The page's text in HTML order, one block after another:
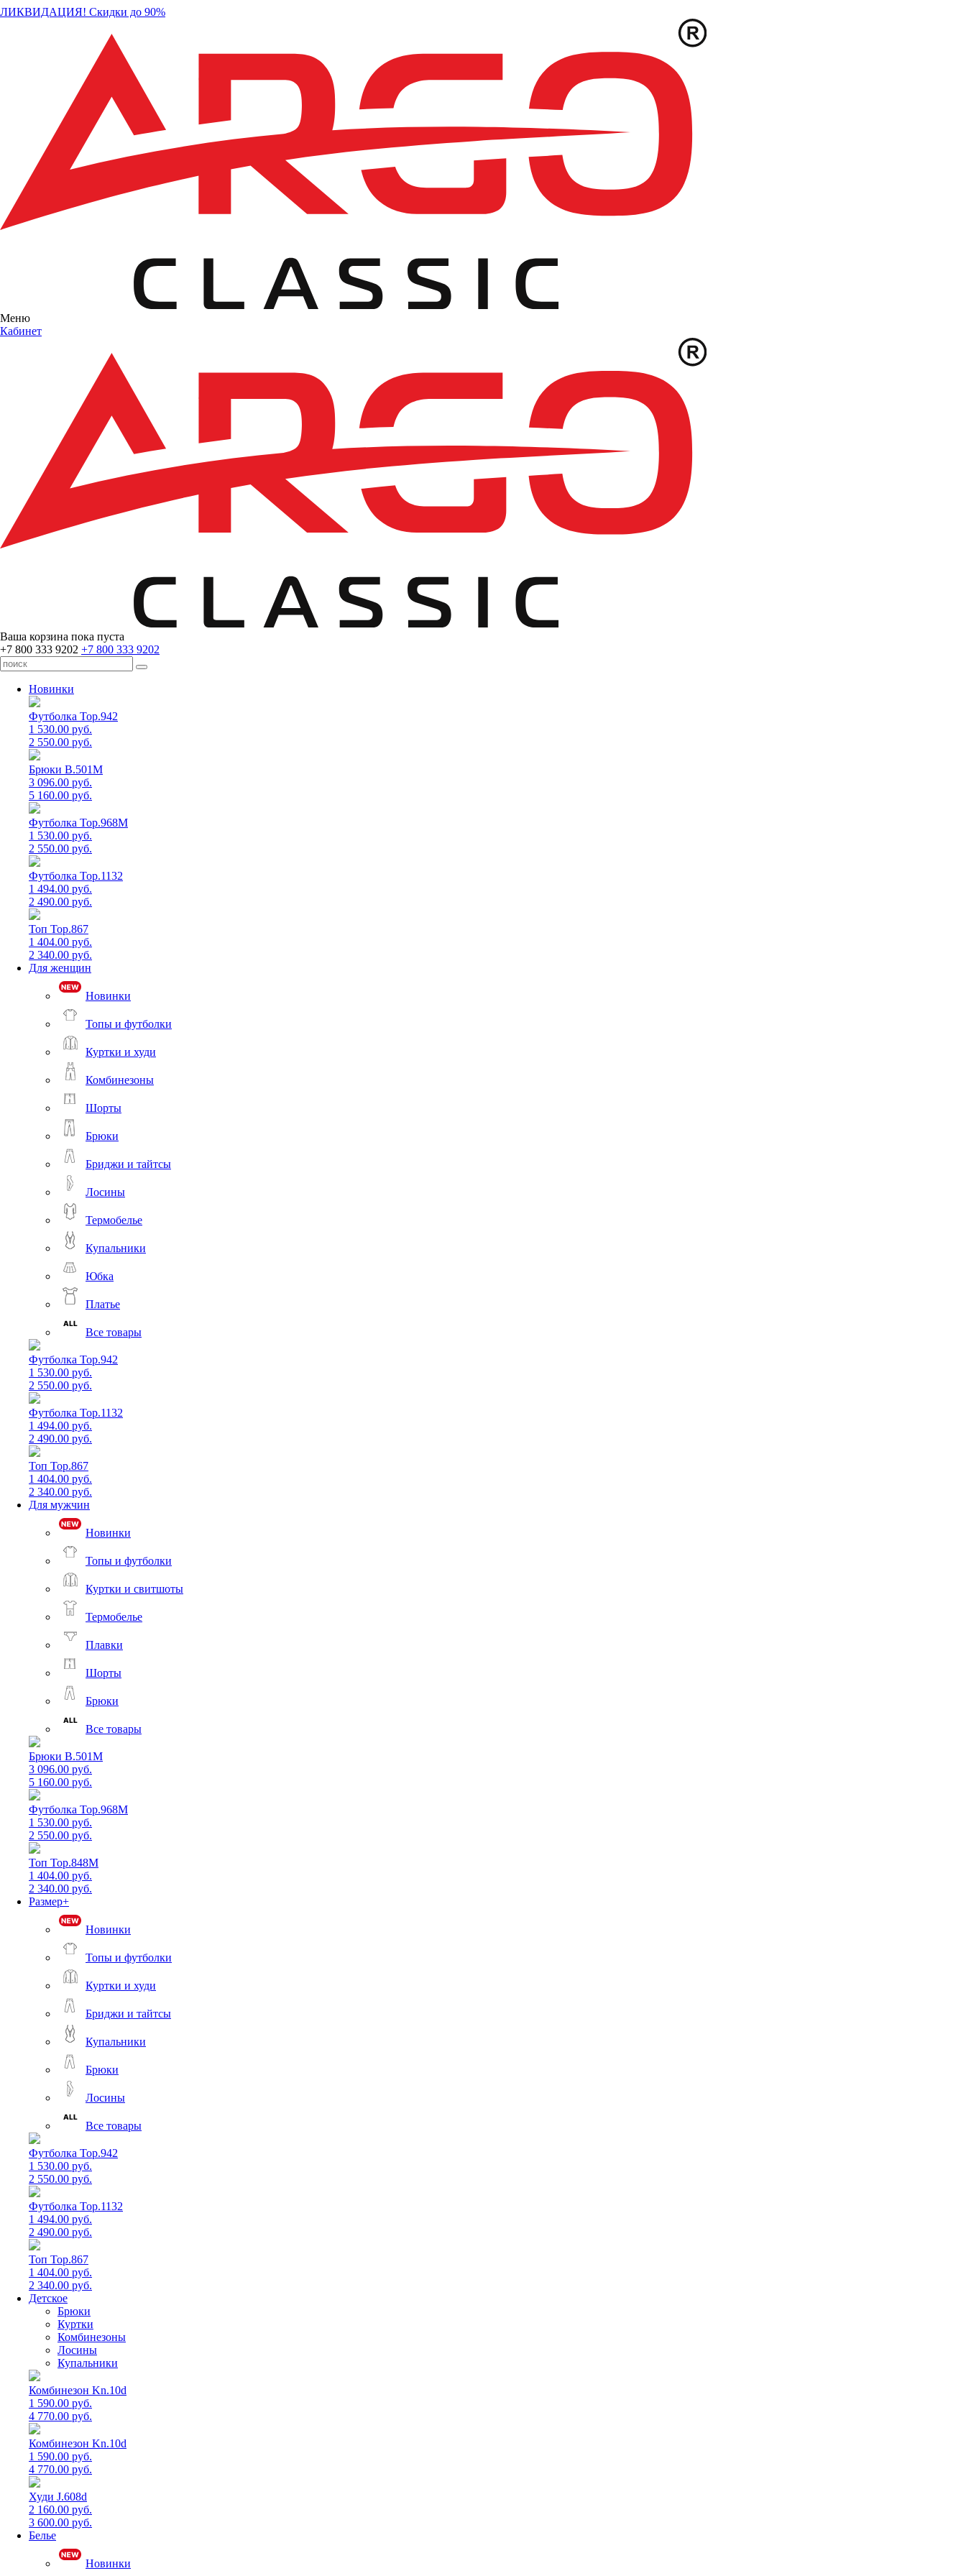
ЛИКВИДАЦИЯ! Скидки до 90%
Меню
Кабинет
Ваша корзина пока пуста
+7 800 333 9202 +7 800 333 9202
Новинки
Футболка Top.942
1 530.00 руб.
2 550.00 руб.
Брюки B.501M
3 096.00 руб.
5 160.00 руб.
Футболка Top.968M
1 530.00 руб.
2 550.00 руб.
Футболка Top.1132
1 494.00 руб.
2 490.00 руб.
Топ Top.867
1 404.00 руб.
2 340.00 руб.
Для женщин
Новинки
Топы и футболки
Куртки и худи
Комбинезоны
Шорты
Брюки
Бриджи и тайтсы
Лосины
Термобелье
Купальники
Юбка
Платье
Все товары
Футболка Top.942
1 530.00 руб.
2 550.00 руб.
Футболка Top.1132
1 494.00 руб.
2 490.00 руб.
Топ Top.867
1 404.00 руб.
2 340.00 руб.
Для мужчин
Новинки
Топы и футболки
Куртки и свитшоты
Термобелье
Плавки
Шорты
Брюки
Все товары
Брюки B.501M
3 096.00 руб.
5 160.00 руб.
Футболка Top.968M
1 530.00 руб.
2 550.00 руб.
Топ Top.848M
1 404.00 руб.
2 340.00 руб.
Размер+
Новинки
Топы и футболки
Куртки и худи
Бриджи и тайтсы
Купальники
Брюки
Лосины
Все товары
Футболка Top.942
1 530.00 руб.
2 550.00 руб.
Футболка Top.1132
1 494.00 руб.
2 490.00 руб.
Топ Top.867
1 404.00 руб.
2 340.00 руб.
Детское
Брюки
Куртки
Комбинезоны
Лосины
Купальники
Комбинезон Kn.10d
1 590.00 руб.
4 770.00 руб.
Комбинезон Kn.10d
1 590.00 руб.
4 770.00 руб.
Худи J.608d
2 160.00 руб.
3 600.00 руб.
Белье
Новинки